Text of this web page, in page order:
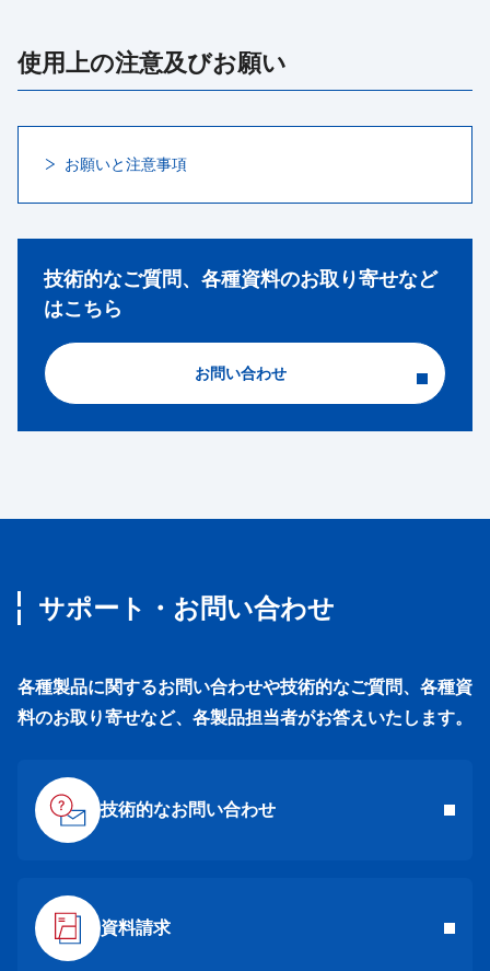
使用上の注意及びお願い
お願いと注意事項
技術的なご質問、各種資料のお取り寄せなど
はこちら
お問い合わせ
サポート・お問い合わせ
各種製品に関するお問い合わせや技術的なご質問、各種資
料のお取り寄せなど、各製品担当者がお答えいたします。
技術的なお問い合わせ
資料請求